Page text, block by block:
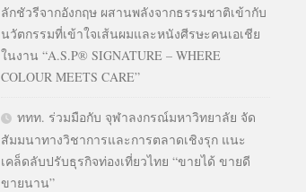
ลักชัวรีจากอังกฤษ ผสานพลังจากธรรมชาติเข้ากับ
นวัตกรรมที่เข้าใจเส้นผมและหนังศีรษะคนเอเชีย
ในงาน “A.S.P® SIGNATURE – WHERE
COLOUR MEETS CARE”
ททท. ร่วมมือกับ จุฬาลงกรณ์มหาวิทยาลัย จัด
สัมมนาทางวิชาการและการตลาดเชิงรุก แนะ
เคล็ดลับปรับธุรกิจท่องเที่ยวไทย “ขายได้ ขายดี
ขายนาน”